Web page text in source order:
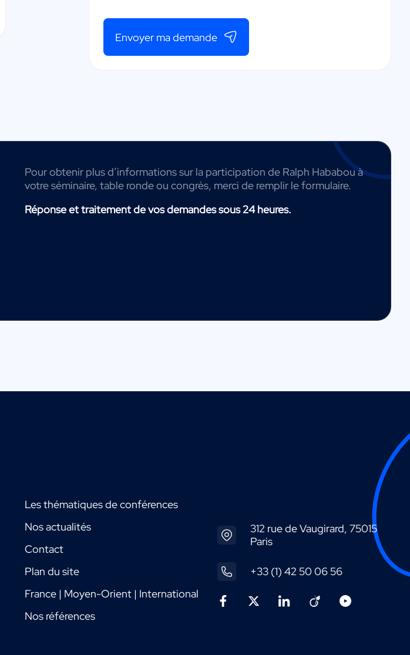
Envoyer ma demande
Pour obtenir plus d’informations sur la participation de Ralph Hababou à
votre séminaire, table ronde ou congrès, merci de remplir le formulaire.
Réponse et traitement de vos demandes sous 24 heures.
Les thématiques de conférences
Nos actualités
Contact
Plan du site
France | Moyen-Orient | International
Nos références
312 rue de Vaugirard, 75015
Paris
+33 (1) 42 50 06 56